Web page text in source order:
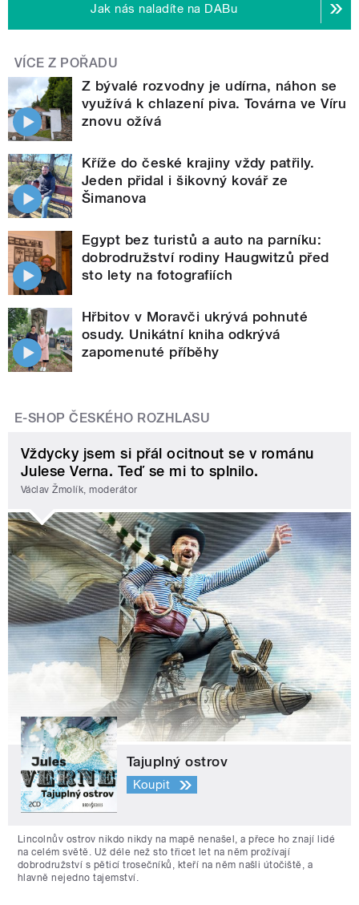
Jak nás naladíte na DABu
VÍCE Z POŘADU
Z bývalé rozvodny je udírna, náhon se
využívá k chlazení piva. Továrna ve Víru
znovu ožívá
Kříže do české krajiny vždy patřily.
Jeden přidal i šikovný kovář ze
Šimanova
Egypt bez turistů a auto na parníku:
dobrodružství rodiny Haugwitzů před
sto lety na fotografiích
Hřbitov v Moravči ukrývá pohnuté
osudy. Unikátní kniha odkrývá
zapomenuté příběhy
E-SHOP ČESKÉHO ROZHLASU
Vždycky jsem si přál ocitnout se v románu
Julese Verna. Teď se mi to splnilo.
Václav Žmolík, moderátor
Tajuplný ostrov
Koupit
Lincolnův ostrov nikdo nikdy na mapě nenašel, a přece ho znají lidé
na celém světě. Už déle než sto třicet let na něm prožívají
dobrodružství s pěticí trosečníků, kteří na něm našli útočiště, a
hlavně nejedno tajemství.